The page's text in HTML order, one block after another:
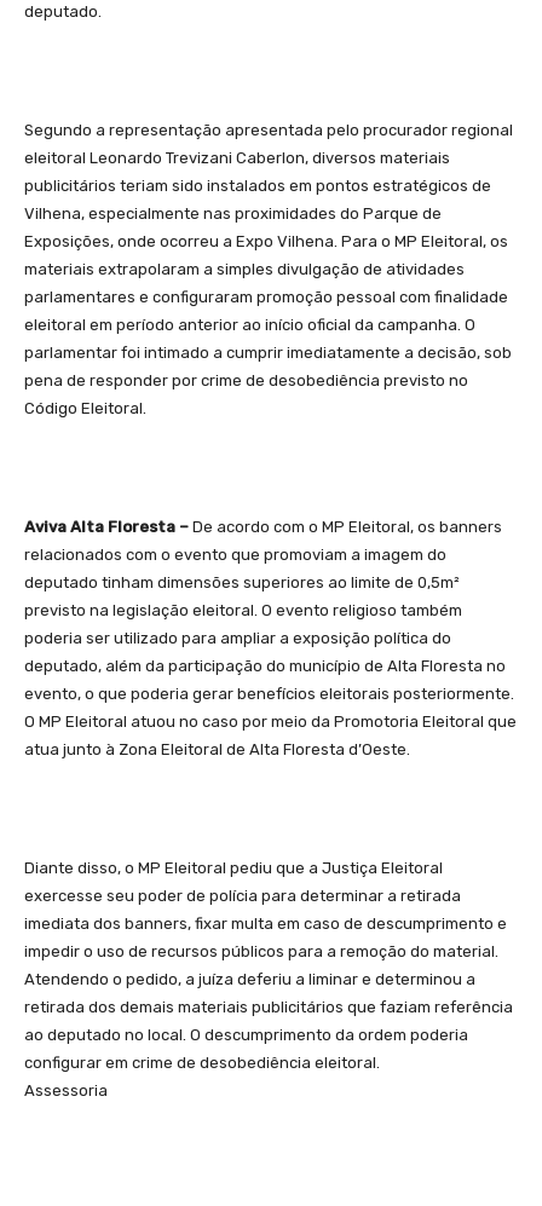
deputado.
Segundo a representação apresentada pelo procurador regional
eleitoral Leonardo Trevizani Caberlon, diversos materiais
publicitários teriam sido instalados em pontos estratégicos de
Vilhena, especialmente nas proximidades do Parque de
Exposições, onde ocorreu a Expo Vilhena. Para o MP Eleitoral, os
materiais extrapolaram a simples divulgação de atividades
parlamentares e configuraram promoção pessoal com finalidade
eleitoral em período anterior ao início oficial da campanha. O
parlamentar foi intimado a cumprir imediatamente a decisão, sob
pena de responder por crime de desobediência previsto no
Código Eleitoral.
Aviva Alta Floresta – De acordo com o MP Eleitoral, os banners
relacionados com o evento que promoviam a imagem do
deputado tinham dimensões superiores ao limite de 0,5m²
previsto na legislação eleitoral. O evento religioso também
poderia ser utilizado para ampliar a exposição política do
deputado, além da participação do município de Alta Floresta no
evento, o que poderia gerar benefícios eleitorais posteriormente.
O MP Eleitoral atuou no caso por meio da Promotoria Eleitoral que
atua junto à Zona Eleitoral de Alta Floresta d’Oeste.
Diante disso, o MP Eleitoral pediu que a Justiça Eleitoral
exercesse seu poder de polícia para determinar a retirada
imediata dos banners, fixar multa em caso de descumprimento e
impedir o uso de recursos públicos para a remoção do material.
Atendendo o pedido, a juíza deferiu a liminar e determinou a
retirada dos demais materiais publicitários que faziam referência
ao deputado no local. O descumprimento da ordem poderia
configurar em crime de desobediência eleitoral.
Assessoria